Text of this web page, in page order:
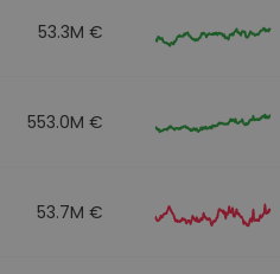
53.3M €
553.0M €
53.7M €